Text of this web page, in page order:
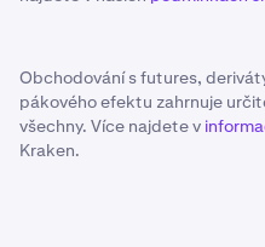
Obchodování s futures,
pákového efektu zahrnuje
všechny. Více najdete v
Kraken.